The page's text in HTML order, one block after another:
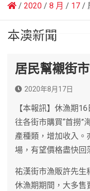
2020 8 月 17
本澳新聞
居民幫襯街
2020年8月17日
【本報訊】休漁期
往各街市購買“首撈”
產種類，增加收入
場，有望價格盡快回
祐漢街市漁販許先生
休漁期期間，大多售